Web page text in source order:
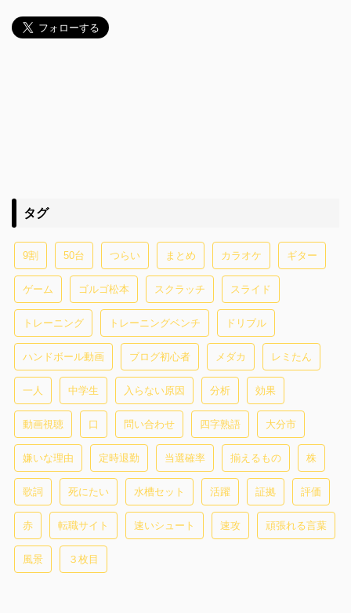
タグ
9割 50台 つらい まとめ カラオケ ギター
ゲーム ゴルゴ松本 スクラッチ スライド
トレーニング トレーニングベンチ ドリブル
ハンドボール動画 ブログ初心者 メダカ レミたん
一人 中学生 入らない原因 分析 効果
動画視聴 口 問い合わせ 四字熟語 大分市
嫌いな理由 定時退勤 当選確率 揃えるもの 株
歌詞 死にたい 水槽セット 活躍 証拠 評価
赤 転職サイト 速いシュート 速攻 頑張れる言葉
風景 ３枚目